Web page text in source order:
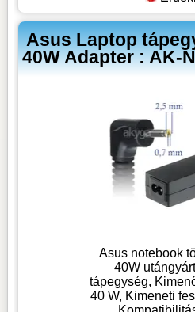
Asus Laptop
40W Adapter : AK-
Asus notebook
40W
tápegység,
40 W, Kimeneti